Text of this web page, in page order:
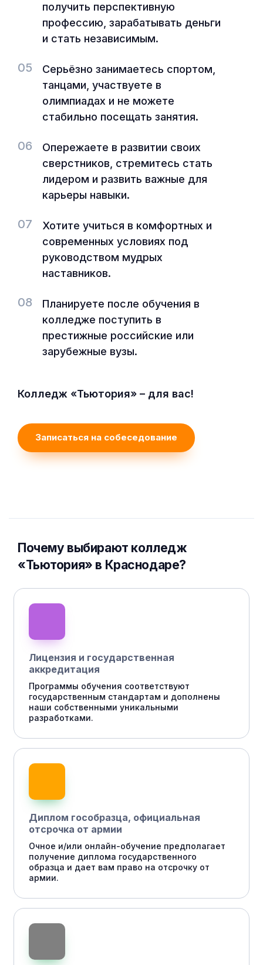
получить перспективную
профессию, зарабатывать деньги
и стать независимым.
05
Серьёзно занимаетесь спортом,
танцами, участвуете в
олимпиадах и не можете
стабильно посещать занятия.
06
Опережаете в развитии своих
сверстников, стремитесь стать
лидером и развить важные для
карьеры навыки.
07
Хотите учиться в комфортных и
современных условиях под
руководством мудрых
наставников.
08
Планируете после обучения в
колледже поступить в
престижные российские или
зарубежные вузы.
Колледж «Тьютория» – для вас!
Записаться на собеседование
Почему выбирают колледж
«Тьютория» в Краснодаре?
Лицензия и государственная
аккредитация
Программы обучения соответствуют
государственным стандартам и дополнены
наши собственными уникальными
разработками.
Диплом гособразца, официальная
отсрочка от армии
Очное и/или онлайн-обучение предполагает
получение диплома государственного
образца и дает вам право на отсрочку от
армии.